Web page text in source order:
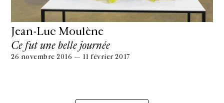
Jean-Luc Moulène
Ce fut une belle journée
26 novembre 2016 — 11 février 2017